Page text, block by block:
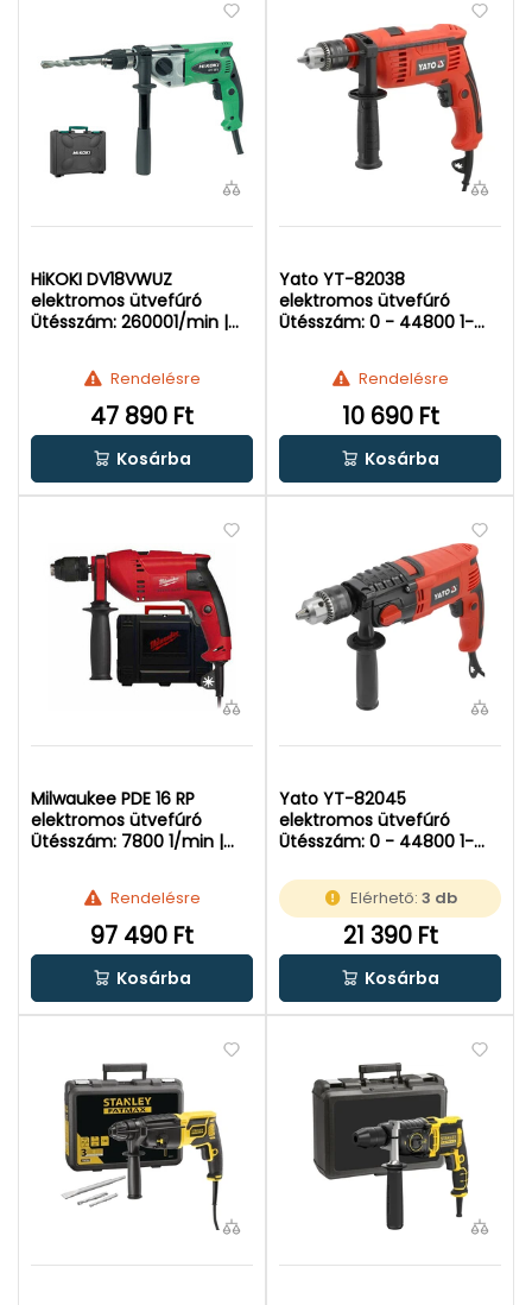
HiKOKI DV18VWUZ
elektromos ütvefúró
Ütésszám: 260001/min |
Rendelésre
47 890 Ft
Kosárba
Yato YT-82038
elektromos ütvefúró
Ütésszám: 0 - 44800 1-m |
Kartondobozban
Rendelésre
10 690 Ft
Kosárba
Milwaukee PDE 16 RP
elektromos ütvefúró
Ütésszám: 7800 1/min |
Rendelésre
97 490 Ft
Kosárba
Yato YT-82045
elektromos ütvefúró
Ütésszám: 0 - 44800 1-m |
Kartondobozban
Elérhető:3 db
21 390 Ft
Kosárba